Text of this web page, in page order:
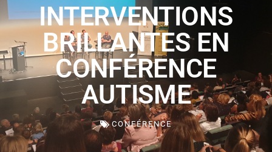
INTERVENTIONS
BRILLANTES EN
CONFÉRENCE
AUTISME
CONFÉRENCE